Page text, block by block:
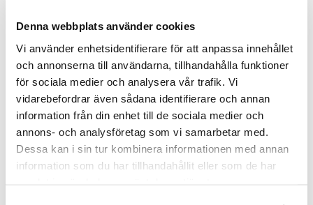
Denna webbplats använder cookies
Vi använder enhetsidentifierare för att anpassa innehållet
och annonserna till användarna, tillhandahålla funktioner
för sociala medier och analysera vår trafik. Vi
vidarebefordrar även sådana identifierare och annan
information från din enhet till de sociala medier och
annons- och analysföretag som vi samarbetar med.
Dessa kan i sin tur kombinera informationen med annan
information som du har tillhandahållit eller som de har
Köp Välj ...
Andra köpte även